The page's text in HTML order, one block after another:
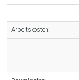
Arbeitskosten: